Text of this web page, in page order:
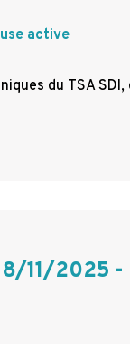
active
du TSA
11/2025